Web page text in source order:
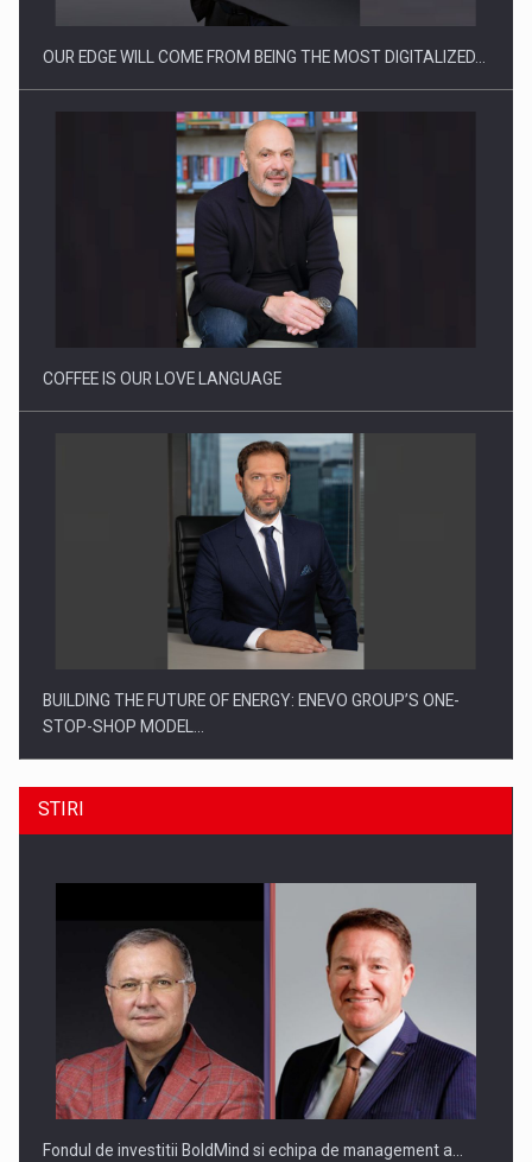
Webinar - Business Evolution-RETHINK STRATEGY-Finantare
Investitii Digitalizare
OUR EDGE WILL COME FROM BEING THE MOST DIGITALIZED…
COFFEE IS OUR LOVE LANGUAGE
BUILDING THE FUTURE OF ENERGY: ENEVO GROUP’S ONE-
STOP-SHOP MODEL…
ROOTED IN ROMANIA, BUILT TO DELIVER TECHNOLOGY FOR
THE…
STIRI
Fondul de investitii BoldMind si echipa de management a…